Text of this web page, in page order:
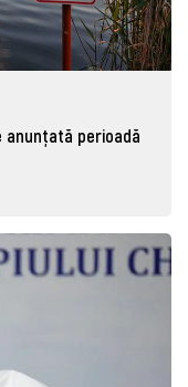
anunţată perioadă